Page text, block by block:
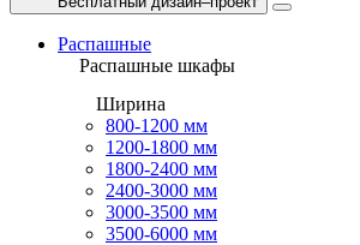
Распашные
Распашные шкафы
Ширина
800-1200 мм
1200-1800 мм
1800-2400 мм
2400-3000 мм
3000-3500 мм
3500-6000 мм